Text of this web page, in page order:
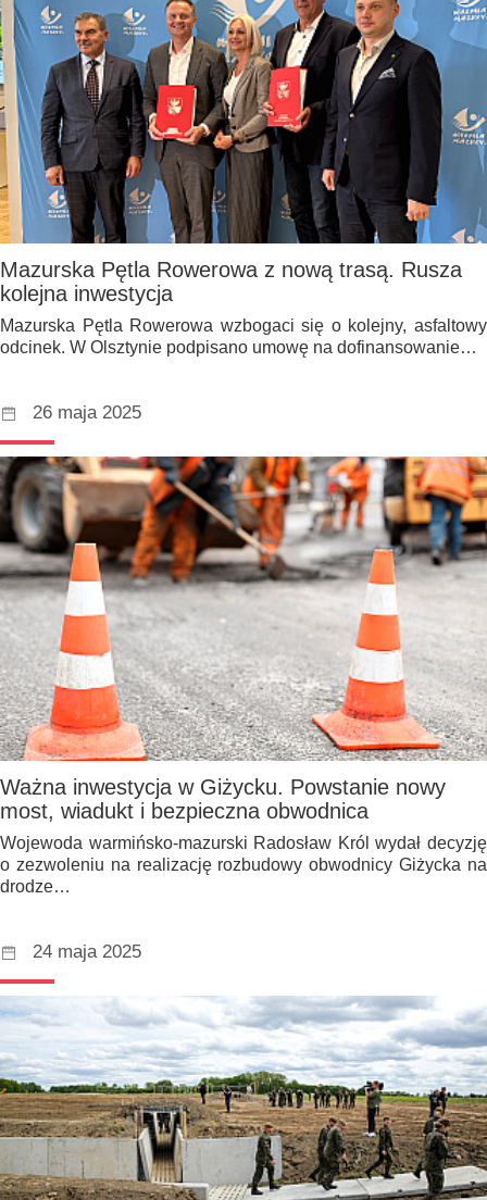
Mazurska Pętla Rowerowa z nową trasą. Rusza
kolejna inwestycja
Mazurska Pętla Rowerowa wzbogaci się o kolejny, asfaltowy
odcinek. W Olsztynie podpisano umowę na dofinansowanie…
26 maja 2025
Ważna inwestycja w Giżycku. Powstanie nowy
most, wiadukt i bezpieczna obwodnica
Wojewoda warmińsko-mazurski Radosław Król wydał decyzję
o zezwoleniu na realizację rozbudowy obwodnicy Giżycka na
drodze…
24 maja 2025